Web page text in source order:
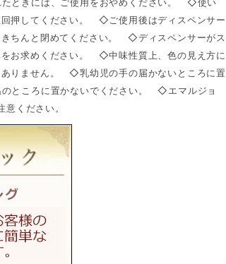
押してください。 ◇ご使用後はディスペンサー
ちんと閉めてください。 ◇ディスペンサーがス
をお求めください。 ◇中味性質上、色の見え方に
ありません。 ◇乳幼児の手の届かないところに置
ところに置かないでください。 ◇エマルジョ
ください。